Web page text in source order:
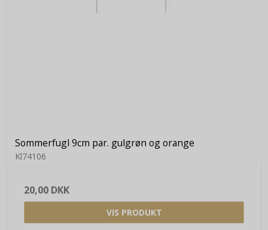
Sommerfugl 9cm par. gulgrøn og orange
Kl74106
20,00 DKK
VIS PRODUKT